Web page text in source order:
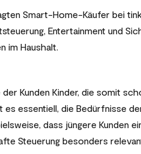
Smart-Home-Käufer bei
Entertainment und
im Haushalt.
Kunden Kinder, die somit
es essentiell, die Bedürfnisse
dass jüngere Kunden
Steuerung besonders